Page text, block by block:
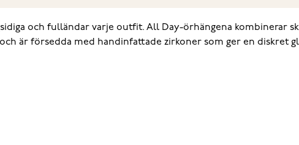
och fulländar varje outfit. All Day-örhängena kombinerar
är försedda med handinfattade zirkoner som ger en diskret